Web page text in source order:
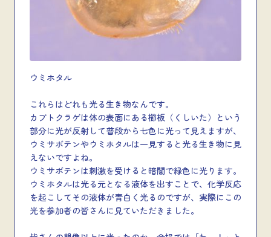
ウミホタル
これらはどれも光る生き物なんです。
カブトクラゲは体の表面にある櫛板（くしいた）という
部分に光が反射して普段から七色に光って見えますが、
ウミサボテンやウミホタルは一見すると光る生き物に見
えないですよね。
ウミサボテンは刺激を受けると暗闇で緑色に光ります。
ウミホタルは光る元となる液体を出すことで、化学反応
を起こしてその液体が青白く光るのですが、実際にこの
光を参加者の皆さんに見ていただきました。